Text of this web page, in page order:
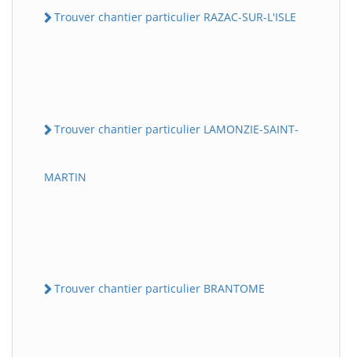
Trouver chantier particulier RAZAC-SUR-L'ISLE
Trouver chantier particulier LAMONZIE-SAINT-
MARTIN
Trouver chantier particulier BRANTOME